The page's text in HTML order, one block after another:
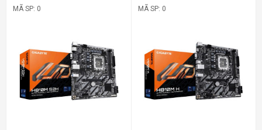
MÃ SP: 0 MÃ SP: 0